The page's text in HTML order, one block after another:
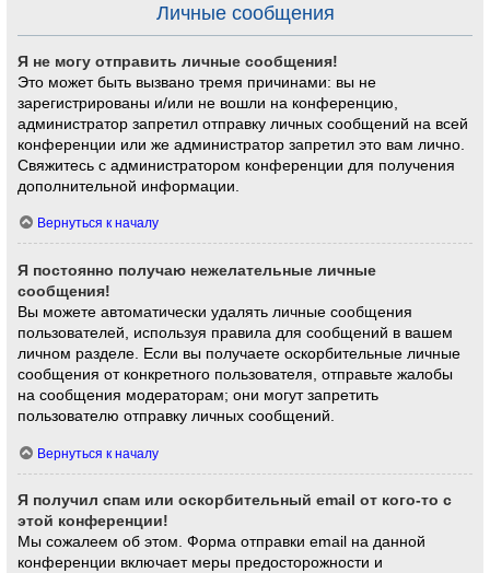
Личные сообщения
Я не могу отправить личные сообщения!
Это может быть вызвано тремя причинами: вы не
зарегистрированы и/или не вошли на конференцию,
администратор запретил отправку личных сообщений на всей
конференции или же администратор запретил это вам лично.
Свяжитесь с администратором конференции для получения
дополнительной информации.
Вернуться к началу
Я постоянно получаю нежелательные личные
сообщения!
Вы можете автоматически удалять личные сообщения
пользователей, используя правила для сообщений в вашем
личном разделе. Если вы получаете оскорбительные личные
сообщения от конкретного пользователя, отправьте жалобы
на сообщения модераторам; они могут запретить
пользователю отправку личных сообщений.
Вернуться к началу
Я получил спам или оскорбительный email от кого-то с
этой конференции!
Мы сожалеем об этом. Форма отправки email на данной
конференции включает меры предосторожности и